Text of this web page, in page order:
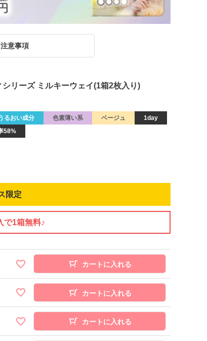
意事項
リーズ ミルキーウェイ(1箱2枚入り)
るおい成分 色素薄い系 ベージュ
1day
58%
限定
で1箱無料♪
カートに入れる
カートに入れる
カートに入れる